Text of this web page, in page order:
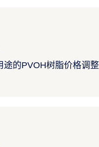
途的PVOH树脂价格调整